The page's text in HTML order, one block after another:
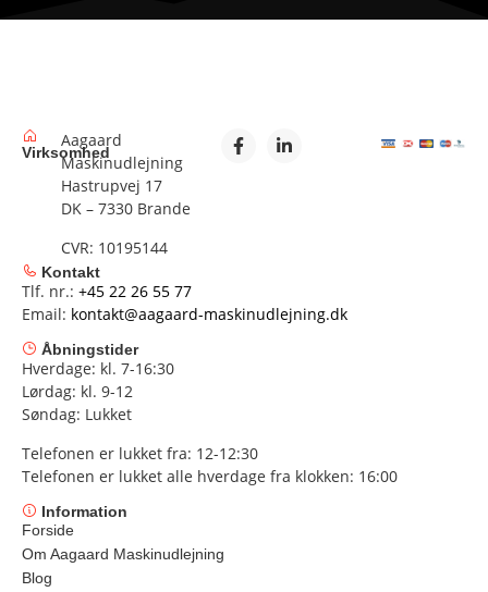
Virksomhed
Aagaard
Maskinudlejning
Hastrupvej 17
DK – 7330 Brande
CVR: 10195144
Kontakt
Tlf. nr.: +45 22 26 55 77
Email: kontakt@aagaard-maskinudlejning.dk
Åbningstider
Hverdage: kl. 7-16:30
Lørdag: kl. 9-12
Søndag: Lukket
Telefonen er lukket fra: 12-12:30
Telefonen er lukket alle hverdage fra klokken: 16:00
Information
Forside
Om Aagaard Maskinudlejning
Blog